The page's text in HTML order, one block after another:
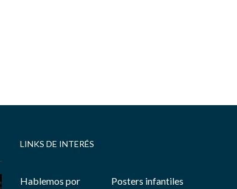
LINKS DE INTERÉS
Hablemos por
Posters infantiles